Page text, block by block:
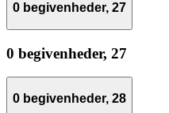
0 begivenheder, 27
0 begivenheder, 27
0 begivenheder, 28